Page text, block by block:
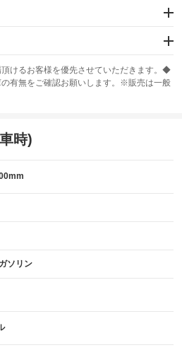
イド
ABS
頂けるお客様を優先させていただきます。◆
有無をご確認お願いします。※販売は一般
時)
ソリン